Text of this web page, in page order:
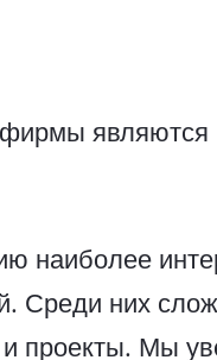
являются
наиболее
Среди них
проекты. Мы